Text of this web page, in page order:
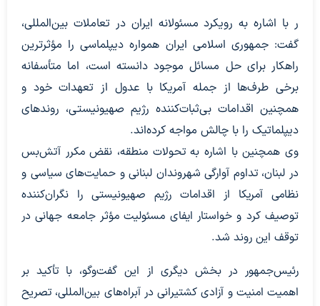
ر با اشاره به رویکرد مسئولانه ایران در تعاملات بین‌المللی،
گفت: جمهوری اسلامی ایران همواره دیپلماسی را مؤثرترین
راهکار برای حل مسائل موجود دانسته است، اما متأسفانه
برخی طرف‌ها از جمله آمریکا با عدول از تعهدات خود و
همچنین اقدامات بی‌ثبات‌کننده رژیم صهیونیستی، روندهای
دیپلماتیک را با چالش مواجه کرده‌اند.
وی همچنین با اشاره به تحولات منطقه، نقض مکرر آتش‌بس
در لبنان، تداوم آوارگی شهروندان لبنانی و حمایت‌های سیاسی و
نظامی آمریکا از اقدامات رژیم صهیونیستی را نگران‌کننده
توصیف کرد و خواستار ایفای مسئولیت مؤثر جامعه جهانی در
توقف این روند شد.
رئیس‌جمهور در بخش دیگری از این گفت‌وگو، با تأکید بر
اهمیت امنیت و آزادی کشتیرانی در آبراه‌های بین‌المللی، تصریح